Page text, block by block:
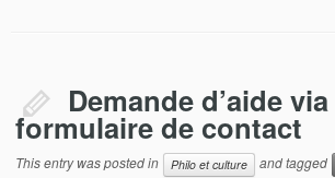
Demande d’aide
formulaire de contact
This entry was posted in Philo et culture and tagged